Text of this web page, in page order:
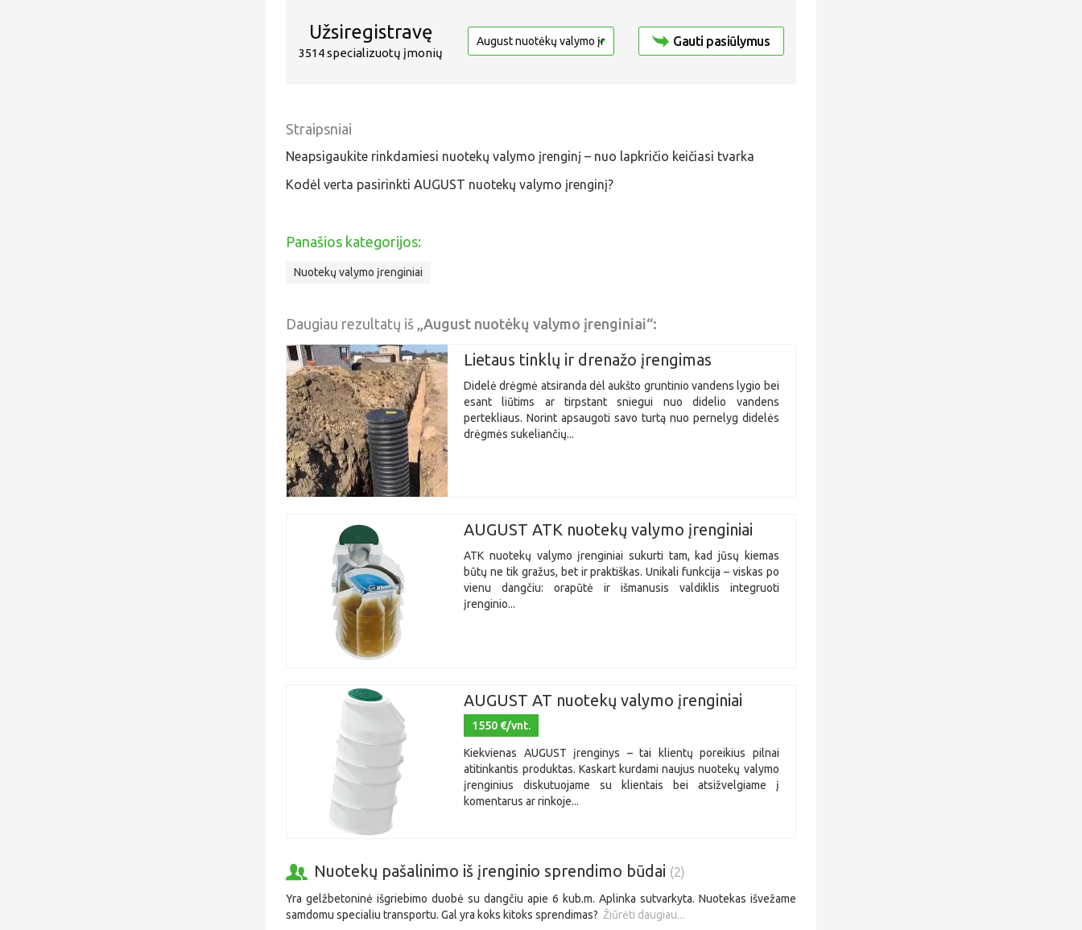
Užsiregistravę
3514 specializuotų įmonių
Gauti pasiūlymus
Straipsniai
Neapsigaukite rinkdamiesi nuotekų valymo įrenginį – nuo lapkričio keičiasi tvarka
Kodėl verta pasirinkti AUGUST nuotekų valymo įrenginį?
Panašios kategorijos:
Nuotekų valymo įrenginiai
Daugiau rezultatų iš „August nuotėkų valymo įrenginiai“:
Lietaus tinklų ir drenažo įrengimas
Didelė drėgmė atsiranda dėl aukšto gruntinio vandens lygio bei
esant liūtims ar tirpstant sniegui nuo didelio vandens
pertekliaus. Norint apsaugoti savo turtą nuo pernelyg didelės
drėgmės sukeliančių...
AUGUST ATK nuotekų valymo įrenginiai
ATK nuotekų valymo įrenginiai sukurti tam, kad jūsų kiemas
būtų ne tik gražus, bet ir praktiškas. Unikali funkcija – viskas po
vienu dangčiu: orapūtė ir išmanusis valdiklis integruoti
įrenginio...
AUGUST AT nuotekų valymo įrenginiai
1550 €/vnt.
Kiekvienas AUGUST įrenginys – tai klientų poreikius pilnai
atitinkantis produktas. Kaskart kurdami naujus nuotekų valymo
įrenginius diskutuojame su klientais bei atsižvelgiame į
komentarus ar rinkoje...
Nuotekų pašalinimo iš įrenginio sprendimo būdai (2)
Yra gelžbetoninė išgriebimo duobė su dangčiu apie 6 kub.m. Aplinka sutvarkyta. Nuotekas išvežame
samdomu specialiu transportu. Gal yra koks kitoks sprendimas? Žiūrėti daugiau...